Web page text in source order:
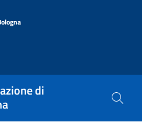
di